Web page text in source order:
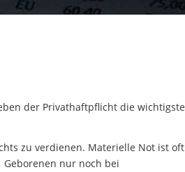
der Privathaftpflicht die wichtigste
zu verdienen. Materielle Not ist oft
nur noch bei